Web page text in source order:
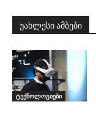
უახლესი ამბები
ტექნოლოგიები